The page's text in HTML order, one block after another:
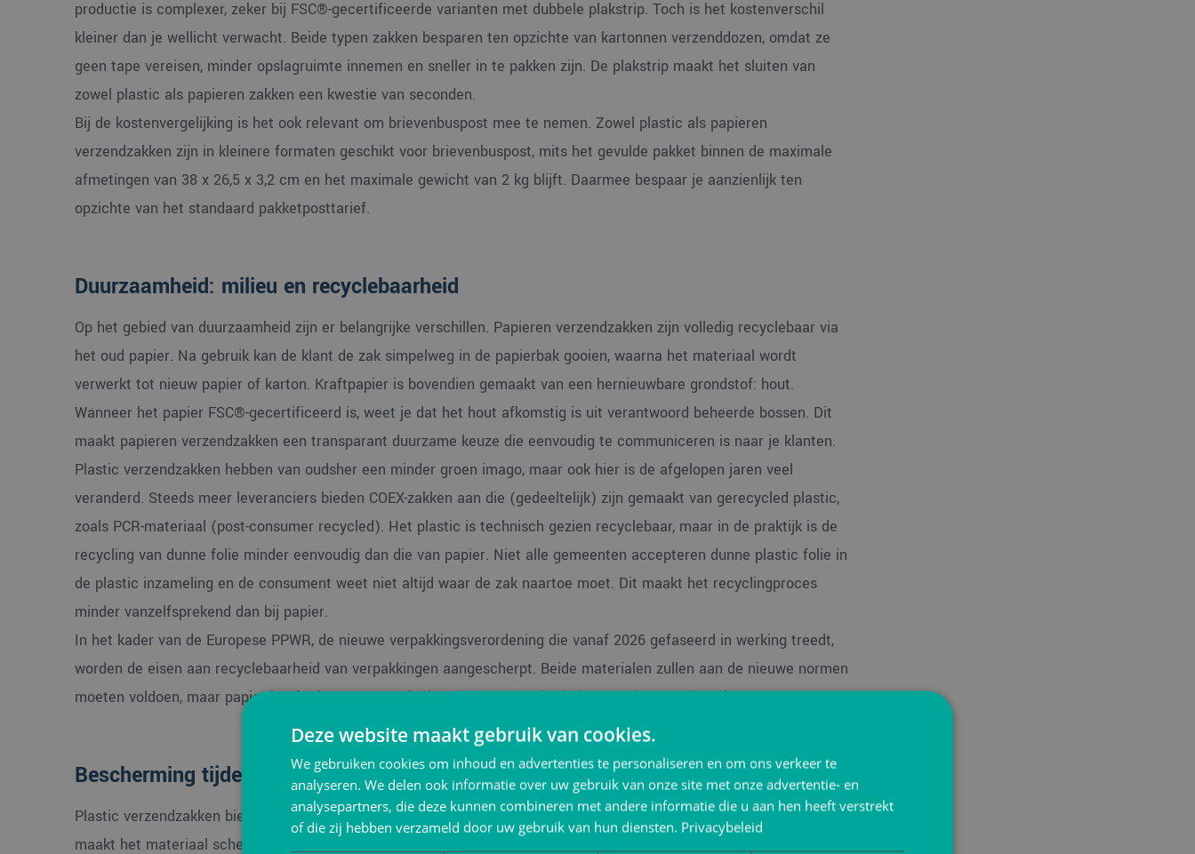
productie is complexer, zeker bij FSC®-gecertificeerde varianten met dubbele plakstrip. Toch is het kostenverschil
kleiner dan je wellicht verwacht. Beide typen zakken besparen ten opzichte van kartonnen verzenddozen, omdat ze
geen tape vereisen, minder opslagruimte innemen en sneller in te pakken zijn. De plakstrip maakt het sluiten van
zowel plastic als papieren zakken een kwestie van seconden.
Bij de kostenvergelijking is het ook relevant om brievenbuspost mee te nemen. Zowel plastic als papieren
verzendzakken zijn in kleinere formaten geschikt voor brievenbuspost, mits het gevulde pakket binnen de maximale
afmetingen van 38 x 26,5 x 3,2 cm en het maximale gewicht van 2 kg blijft. Daarmee bespaar je aanzienlijk ten
opzichte van het standaard pakketposttarief.
Duurzaamheid: milieu en recyclebaarheid
Op het gebied van duurzaamheid zijn er belangrijke verschillen. Papieren verzendzakken zijn volledig recyclebaar via
het oud papier. Na gebruik kan de klant de zak simpelweg in de papierbak gooien, waarna het materiaal wordt
verwerkt tot nieuw papier of karton. Kraftpapier is bovendien gemaakt van een hernieuwbare grondstof: hout.
Wanneer het papier FSC®-gecertificeerd is, weet je dat het hout afkomstig is uit verantwoord beheerde bossen. Dit
maakt papieren verzendzakken een transparant duurzame keuze die eenvoudig te communiceren is naar je klanten.
Plastic verzendzakken hebben van oudsher een minder groen imago, maar ook hier is de afgelopen jaren veel
veranderd. Steeds meer leveranciers bieden COEX-zakken aan die (gedeeltelijk) zijn gemaakt van gerecycled plastic,
zoals PCR-materiaal (post-consumer recycled). Het plastic is technisch gezien recyclebaar, maar in de praktijk is de
recycling van dunne folie minder eenvoudig dan die van papier. Niet alle gemeenten accepteren dunne plastic folie in
de plastic inzameling en de consument weet niet altijd waar de zak naartoe moet. Dit maakt het recyclingproces
minder vanzelfsprekend dan bij papier.
In het kader van de Europese PPWR, de nieuwe verpakkingsverordening die vanaf 2026 gefaseerd in werking treedt,
worden de eisen aan recyclebaarheid van verpakkingen aangescherpt. Beide materialen zullen aan de nieuwe normen
moeten voldoen, maar papier heeft als monomateriaal een voorsprong in de bestaande recyclinginfrastructuur.
Bescherming tijdens transport
Plastic verzendzakken bieden goede bescherming tegen vocht, vuil en lichte schuurschade. De COEX-constructie
maakt het materiaal scheurvast en waterafstotend, wat een voordeel is bij wisselende weersomstandigheden. Voor
Deze website maakt gebruik van cookies.
We gebruiken cookies om inhoud en advertenties te personaliseren en om ons verkeer te
analyseren. We delen ook informatie over uw gebruik van onze site met onze advertentie- en
analysepartners, die deze kunnen combineren met andere informatie die u aan hen heeft verstrekt
of die zij hebben verzameld door uw gebruik van hun diensten. Privacybeleid